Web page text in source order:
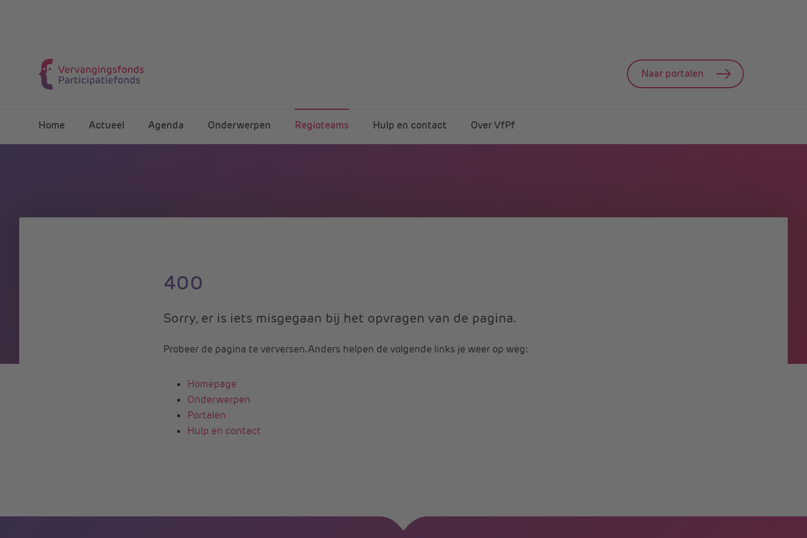
Home Actueel Agenda Onderwerpen Regioteams Hulp en contact Over VfPf
Naar portalen
400
Sorry, er is iets misgegaan bij het opvragen van de pagina.
Probeer de pagina te verversen. Anders helpen de volgende links je weer op weg:
Homepage
Onderwerpen
Portalen
Hulp en contact